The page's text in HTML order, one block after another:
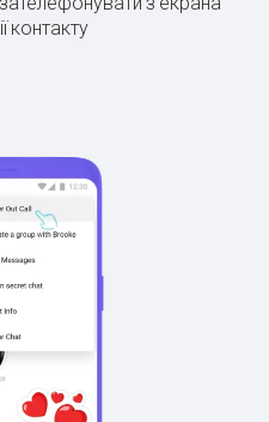
контакту